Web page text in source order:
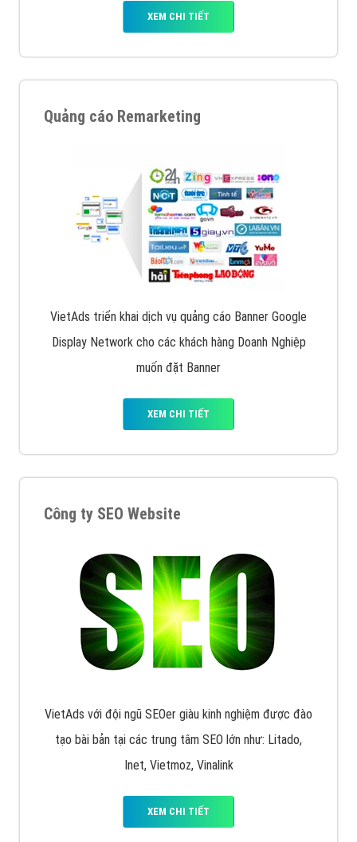
XEM CHI TIẾT
Quảng cáo Remarketing
VietAds triển khai dịch vụ quảng cáo Banner Google
Display Network cho các khách hàng Doanh Nghiệp
muốn đặt Banner
XEM CHI TIẾT
Công ty SEO Website
VietAds với đội ngũ SEOer giàu kinh nghiệm được đào
tạo bài bản tại các trung tâm SEO lớn như: Litado,
Inet, Vietmoz, Vinalink
XEM CHI TIẾT